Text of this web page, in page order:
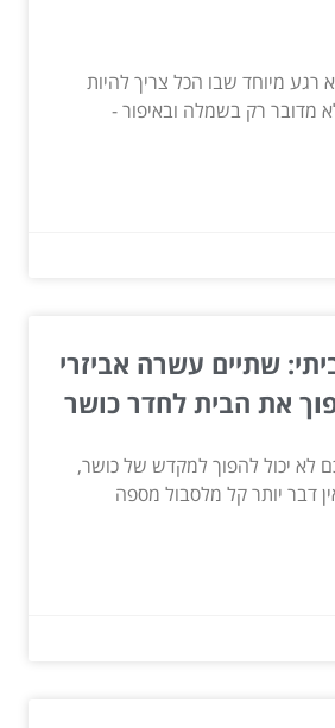
רגע מיוחד שבו הכל צריך להיות
מדובר רק בשמלה ובאיפור -
שתיים עשרה אביזרי
את הבית לחדר כושר
יכול להפוך למקדש של כושר,
דבר יותר קל מלסבול מספה